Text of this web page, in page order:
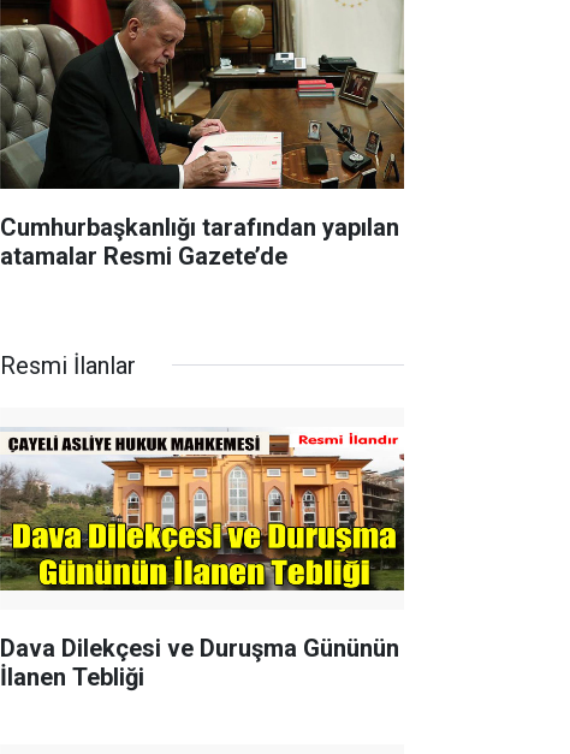
Cumhurbaşkanlığı tarafından yapılan
atamalar Resmi Gazete’de
Resmi İlanlar
Dava Dilekçesi ve Duruşma Gününün
İlanen Tebliği